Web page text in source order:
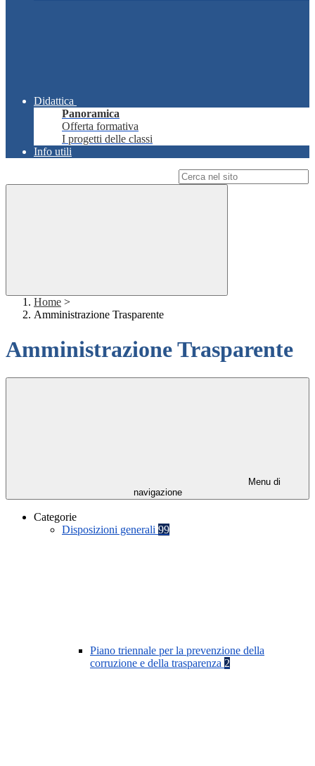
Didattica
Panoramica
Offerta formativa
I progetti delle classi
Info utili
Home >
Amministrazione Trasparente
Amministrazione Trasparente
Menu di
navigazione
Categorie
Disposizioni generali 99
Piano triennale per la prevenzione della
corruzione e della trasparenza 2